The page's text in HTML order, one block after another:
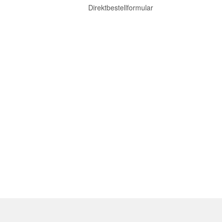
Direktbestellformular